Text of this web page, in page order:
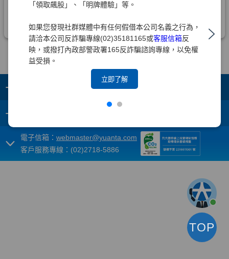
「領取飆股」、「明牌體驗」等。
如果您發現社群媒體中有任何假借本公司名義之行為，
請洽本公司反詐騙專線(02)35181165或客服信箱反
映，或撥打內政部警政署165反詐騙諮詢專線，以免權
益受損。
立即了解
+
+
電子信箱： webmaster@yuanta.com
客戶服務專線：(02)2718-5886
TOP